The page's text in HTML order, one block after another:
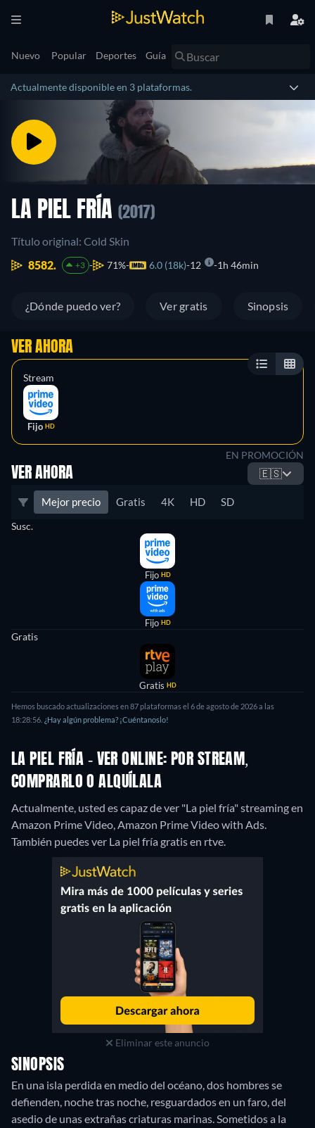
Nuevo Popular Deportes Guía
Actualmente disponible en 3 plataformas.
LA PIEL FRÍA (2017)
Título original: Cold Skin
8582.
+3 71% 6.0 (18k) 12 1h 46min
¿Dónde puedo ver? Ver gratis Sinopsis
VER AHORA
Stream
Fijo HD
EN PROMOCIÓN
VER AHORA 🇪🇸
Mejor precio Gratis 4K HD SD
Susc.
Fijo HD
Fijo HD
Gratis
Gratis HD
Hemos buscado actualizaciones en 87 plataformas el 6 de agosto de 2026 a las
18:28:56. ¿Hay algún problema? ¡Cuéntanoslo!
LA PIEL FRÍA - VER ONLINE: POR STREAM,
COMPRARLO O ALQUÍLALA
Actualmente, usted es capaz de ver "La piel fría" streaming en
Amazon Prime Video, Amazon Prime Video with Ads.
También puedes ver La piel fría gratis en rtve.
Eliminar este anuncio
SINOPSIS
En una isla perdida en medio del océano, dos hombres se
defienden, noche tras noche, resguardados en un faro, del
asedio de unas extrañas criaturas marinas. Sometidos a la